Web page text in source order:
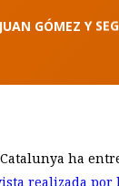
JUAN GÓMEZ Y
ha
realizada por